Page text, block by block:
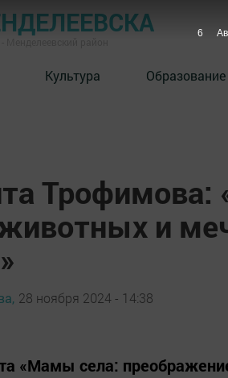
Культура Образование
Трофимова:
и
28 ноября 2024 - 14:38
«Мамы села:
5